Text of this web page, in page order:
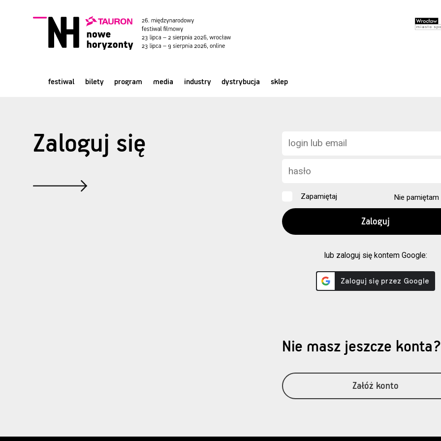
festiwal bilety program media industry dystrybucja sklep
Zaloguj się
Zapamiętaj Nie pamiętam
lub zaloguj się kontem Google:
Nie masz jeszcze konta?
Załóż konto